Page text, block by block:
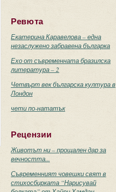
Ревюта
Екатерина Каравелова – една
незаслужено забравена българка
Ехо от съвременната бразилска
литература – 2
Четвърт век българска култура в
Лондон
чети по-нататък
Рецензии
Животът ни – прощален дар за
вечността...
Съвременният човешки свят в
стихосбирката “Нарисувай